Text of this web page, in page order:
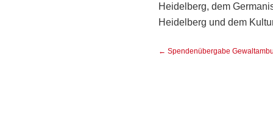
Heidelberg, dem
Heidelberg und dem
← Spendenübergabe